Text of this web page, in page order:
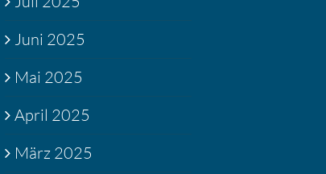
Juni 2025
Mai 2025
April 2025
März 2025